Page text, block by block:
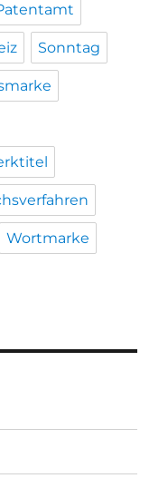
Sonntag
Wortmarke